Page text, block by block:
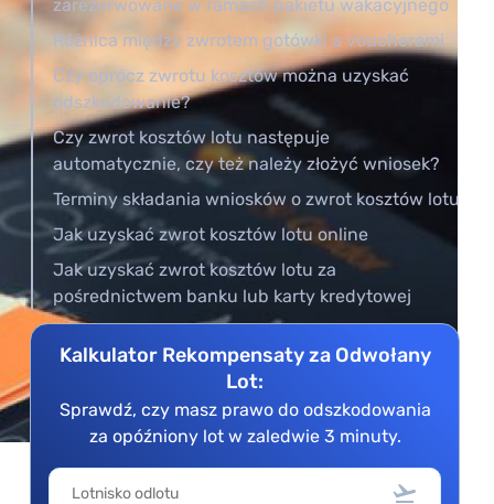
zarezerwowane w ramach pakietu wakacyjnego
Różnica między zwrotem gotówki a voucherami
Czy oprócz zwrotu kosztów można uzyskać
odszkodowanie?
Czy zwrot kosztów lotu następuje
automatycznie, czy też należy złożyć wniosek?
Terminy składania wniosków o zwrot kosztów lotu
Jak uzyskać zwrot kosztów lotu online
Jak uzyskać zwrot kosztów lotu za
pośrednictwem banku lub karty kredytowej
Kalkulator Rekompensaty za Odwołany
Lot:
Sprawdź, czy masz prawo do odszkodowania
za opóźniony lot w zaledwie 3 minuty.